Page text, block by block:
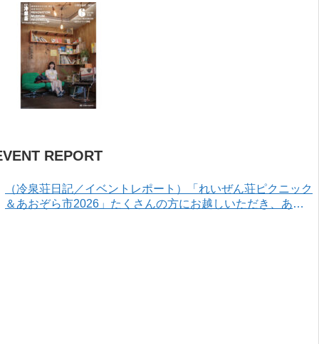
REPORT
（冷泉荘日記／イベントレポート）「れいぜん荘ピクニック
＆あおぞら市2026」たくさんの方にお越しいただき、あり